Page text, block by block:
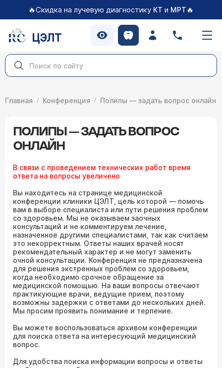
🔥Скидка на лучевую диагностику КТ и МРТ🔥
ЦЭЛТ
Главная Конференция Полипы — задать вопрос онлайн
ПОЛИПЫ — ЗАДАТЬ ВОПРОС
ОНЛАЙН
В связи с проведением технических работ время
ответа на вопросы увеличено
Вы находитесь на странице медицинской
конференции клиники ЦЭЛТ, цель которой — помочь
вам в выборе специалиста или пути решения проблем
со здоровьем. Мы не оказываем заочных
консультаций и не комментируем лечение,
назначенное другими специалистами, так как считаем
это некорректным. Ответы наших врачей носят
рекомендательный характер и не могут заменить
очной консультации. Конференция не предназначена
для решения экстренных проблем со здоровьем,
когда необходимо срочное обращение за
медицинской помощью. На ваши вопросы отвечают
практикующие врачи, ведущие прием, поэтому
возможны задержки с ответами до нескольких дней.
Мы просим проявить понимание и терпение.
Вы можете воспользоваться архивом конференции
для поиска ответа на интересующий медицинский
вопрос.
Для удобства поиска информации вопросы и ответы